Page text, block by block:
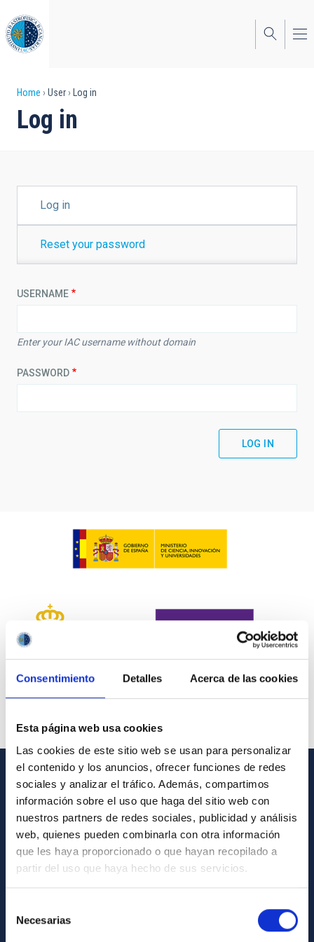
Consentimiento Detalles Acerca de las cookies
Esta página web usa cookies
Las cookies de este sitio web se usan para personalizar
el contenido y los anuncios, ofrecer funciones de redes
sociales y analizar el tráfico. Además, compartimos
información sobre el uso que haga del sitio web con
nuestros partners de redes sociales, publicidad y análisis
web, quienes pueden combinarla con otra información
que les haya proporcionado o que hayan recopilado a
partir del uso que haya hecho de sus servicios.
Necesarias
to
main
content
Breadcrumb
Home User Log in
Log in
TABSLog in
Reset your password
USERNAME
Enter your IAC username without domain
PASSWORD
GENERAL INFORMATION
Contact
How to get to the IAC
List of personnel
Library
General register